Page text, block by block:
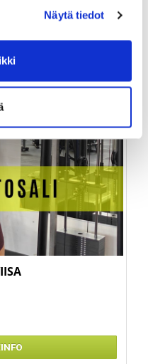
Näytä tiedot